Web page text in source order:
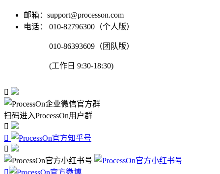
邮箱：support@processon.com
电话：
010-82796300（个人版）
010-86393609（团队版）
(工作日 9:30-18:30)

扫码进入ProcessOn用户群



